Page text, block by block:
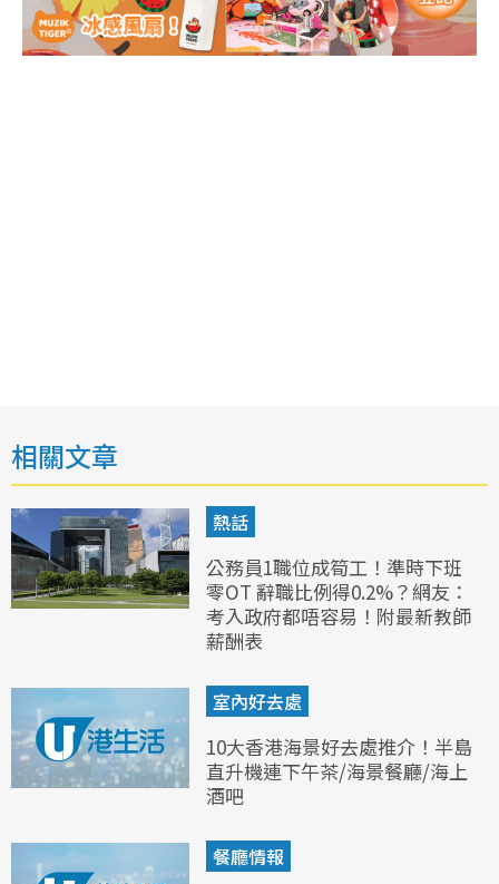
相關文章
熱話
公務員1職位成筍工！準時下班
零OT 辭職比例得0.2%？網友：
考入政府都唔容易！附最新教師
薪酬表
室內好去處
10大香港海景好去處推介！半島
直升機連下午茶/海景餐廳/海上
酒吧
餐廳情報